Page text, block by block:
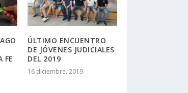
FE
ÚLTIMO ENCUENTRO
DE JÓVENES JUDICIALES
DEL 2019
16 diciembre, 2019